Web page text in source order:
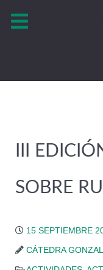
III
SOBRE
15 SEPTIEMBRE
CÁTEDRA